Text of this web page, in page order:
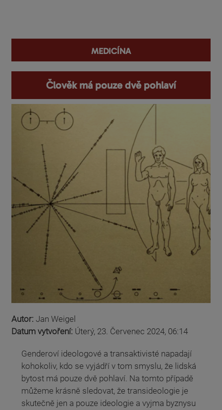
medicína
Člověk má pouze dvě pohlaví
Autor: Jan Weigel
Datum vytvoření: Úterý, 23. Červenec 2024, 06:14
Genderoví ideologové a transaktivisté napadají
kohokoliv, kdo se vyjádří v tom smyslu, že lidská
bytost má pouze dvě pohlaví. Na tomto případě
můžeme krásně sledovat, že transideologie je
skutečně jen a pouze ideologie a vyjma byznysu